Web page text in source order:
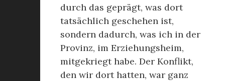
durch das geprägt, was dort
tatsächlich geschehen ist,
sondern dadurch, was ich in der
Provinz, im Erziehungsheim,
mitgekriegt habe. Der Konflikt,
den wir dort hatten, war ganz